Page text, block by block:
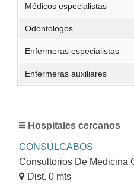
Médicos especialistas
Odontologos
Enfermeras especialistas
Enfermeras auxiliares
Hospitales cercanos
CONSULCABOS
Consultorios De Medicina
Dist. 0 mts